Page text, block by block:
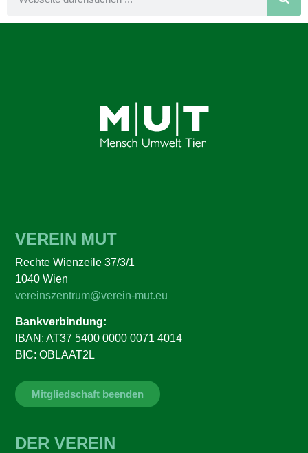
VEREIN MUT
Rechte Wienzeile 37/3/1
1040 Wien
vereinszentrum@verein-mut.eu
Bankverbindung:
IBAN: AT37 5400 0000 0071 4014
BIC: OBLAAT2L
Mitgliedschaft beenden
DER VEREIN